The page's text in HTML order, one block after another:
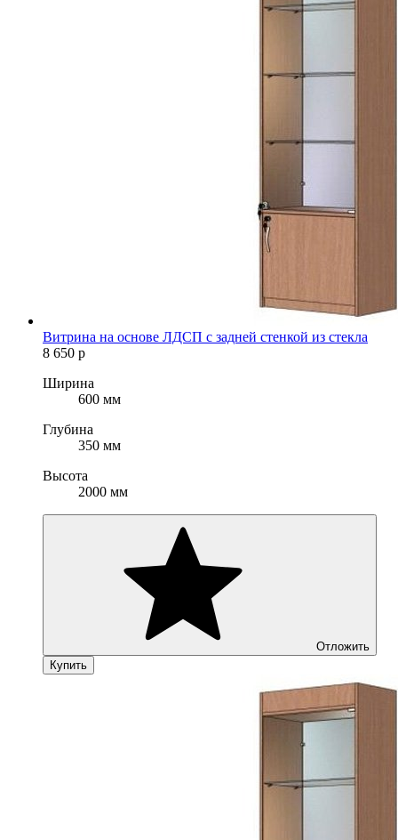
Витрина на основе ЛДСП с задней стенкой из стекла
8 650 р
Ширина
600 мм
Глубина
350 мм
Высота
2000 мм
Отложить
Купить